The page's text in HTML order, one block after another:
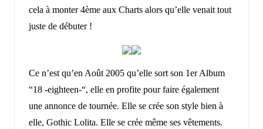
cela à monter 4ème aux Charts alors qu’elle venait tout
juste de débuter !
Ce n’est qu’en Août 2005 qu’elle sort son 1er Album
“18 -eighteen-“, elle en profite pour faire également
une annonce de tournée. Elle se crée son style bien à
elle, Gothic Lolita. Elle se crée même ses vêtements.